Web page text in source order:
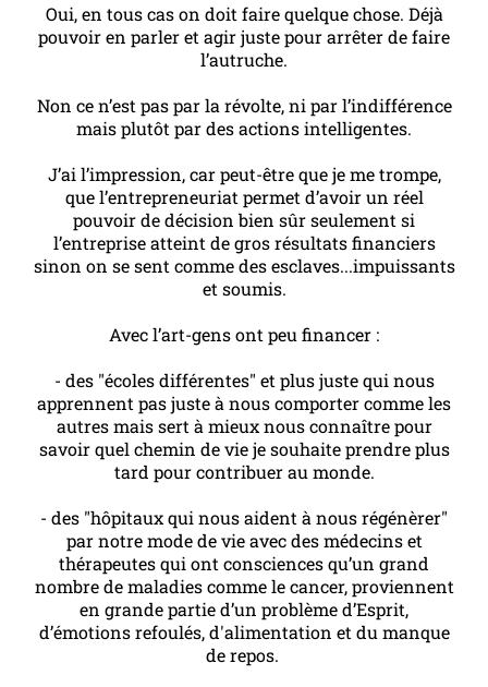
Oui, en tous cas on doit faire quelque chose. Déjà
pouvoir en parler et agir juste pour arrêter de faire
l’autruche.
Non ce n’est pas par la révolte, ni par l’indifférence
mais plutôt par des actions intelligentes.
J’ai l’impression, car peut-être que je me trompe,
que l’entrepreneuriat permet d’avoir un réel
pouvoir de décision bien sûr seulement si
l’entreprise atteint de gros résultats financiers
sinon on se sent comme des esclaves...impuissants
et soumis.
Avec l’art-gens ont peu financer :
- des "écoles différentes" et plus juste qui nous
apprennent pas juste à nous comporter comme les
autres mais sert à mieux nous connaître pour
savoir quel chemin de vie je souhaite prendre plus
tard pour contribuer au monde.
- des "hôpitaux qui nous aident à nous régénèrer"
par notre mode de vie avec des médecins et
thérapeutes qui ont consciences qu’un grand
nombre de maladies comme le cancer, proviennent
en grande partie d’un problème d’Esprit,
d’émotions refoulés, d'alimentation et du manque
de repos.